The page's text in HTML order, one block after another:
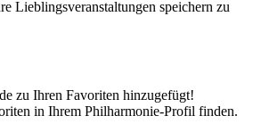
Lieblingsveranstaltungen speichern zu
zu Ihren Favoriten hinzugefügt!
in Ihrem Philharmonie-Profil finden.